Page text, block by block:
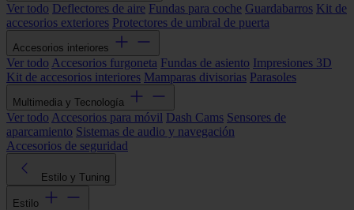
Ver todo Deflectores de aire Fundas para coche Guardabarros Kit de
accesorios exteriores Protectores de umbral de puerta
Accesorios interiores
Ver todo Accesorios furgoneta Fundas de asiento Impresiones 3D
Kit de accesorios interiores Mamparas divisorias Parasoles
Multimedia y Tecnología
Ver todo Accesorios para móvil Dash Cams Sensores de
aparcamiento Sistemas de audio y navegación
Accesorios de seguridad
Estilo y Tuning
Estilo